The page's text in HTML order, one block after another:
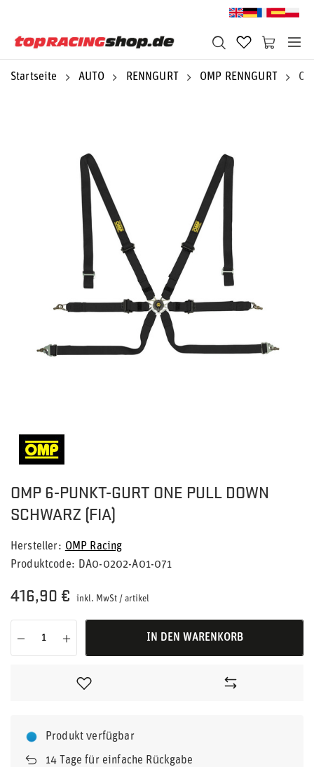
Startseite AUTO RENNGURT OMP RENNGURT
OMP 6-PUNKT-GURT ONE PULL DOWN
SCHWARZ (FIA)
Hersteller
OMP Racing
Produktcode
DA0-0202-A01-071
416,90 € inkl. MwSt / artikel
IN DEN WARENKORB
Produkt verfügbar
14 Tage für einfache Rückgabe